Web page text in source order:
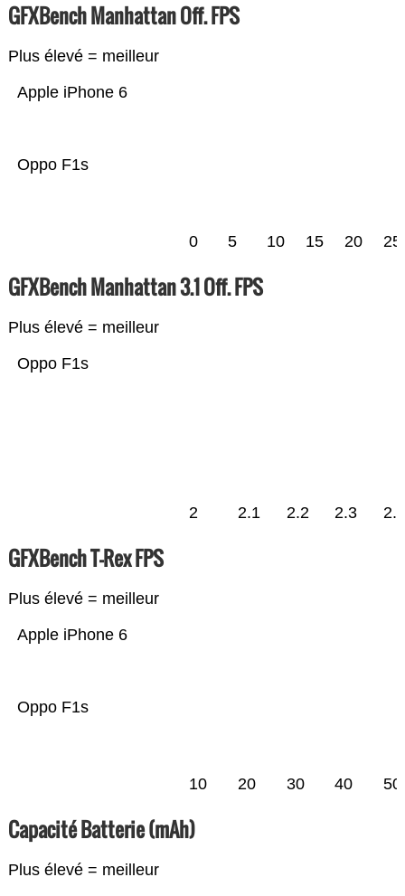
GFXBench Manhattan Off. FPS
Plus élevé = meilleur
Oppo F1s
Apple iPhone 6
0 5 10 15 20 25
GFXBench Manhattan 3.1 Off. FPS
Plus élevé = meilleur
Oppo F1s
2 2.1 2.2 2.3 2.4
GFXBench T-Rex FPS
Plus élevé = meilleur
Oppo F1s
Apple iPhone 6
10 20 30 40 50
Capacité Batterie (mAh)
Plus élevé = meilleur